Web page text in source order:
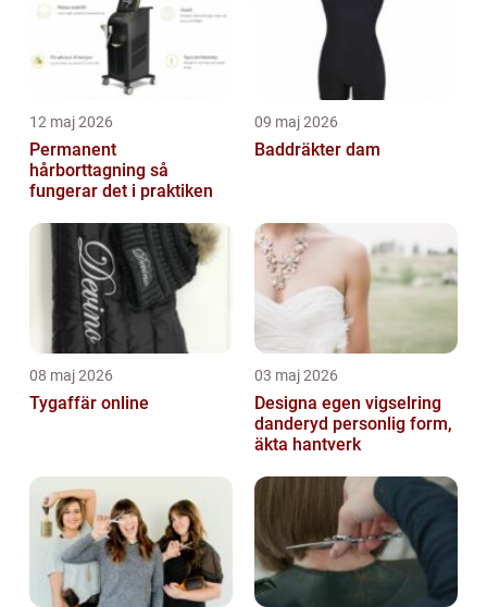
12 maj 2026
Permanent
hårborttagning så
fungerar det i praktiken
09 maj 2026
Baddräkter dam
08 maj 2026
Tygaffär online
03 maj 2026
Designa egen vigselring
danderyd personlig form,
äkta hantverk